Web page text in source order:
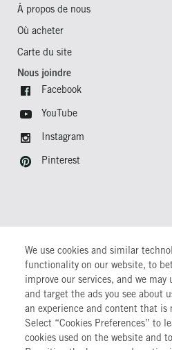
We use cookies and similar
functionality on our website, to
improve our services, and we
and target the ads you see about
an experience and content that is
Select “Cookies Preferences” to
cookies used on the website and
À propos de nous
Où acheter
Carte du site
Nous joindre
Facebook
YouTube
Instagram
Pinterest
CONDITIONS
POLITIQUE DE
GÉRER LES PRÉFÉRENCES
ÉNONCÉ DE LA LOI SUR LA